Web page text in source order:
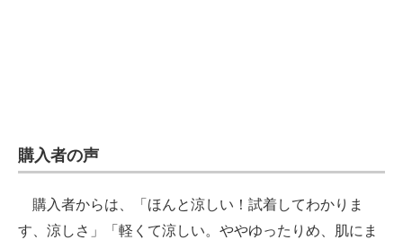
購入者の声
購入者からは、「ほんと涼しい！試着してわかりま
す、涼しさ」「軽くて涼しい。ややゆったりめ、肌にま